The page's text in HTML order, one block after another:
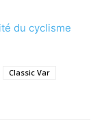
du cyclisme
Classic Var